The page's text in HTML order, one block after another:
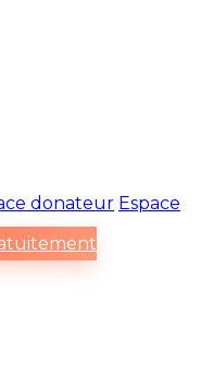
donateur Espace